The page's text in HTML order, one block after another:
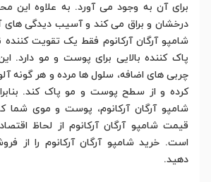
برای آن به وجود می آورد. به علاوه این
درخشان و براق می کند و آسیب دیدگی های
شامپو آرگان آرکانوم فقط یک تقویت
پاک کننده بالایی برای پوست و مو دارد.
چربی های اضافه، سلول ها مرده و هر گونه
کرده و از سطح پوست و مو پاک کند.
شامپو آرگان آرکانوم، پوست و موی شما
قیمت شامپو آرگان آرکانوم از لحاظ
است. خرید شامپو آرگان آرکانوم را از
دهید.